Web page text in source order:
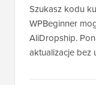
Szukasz kodu
WPBeginner
AliDropship.
aktualizacje bez